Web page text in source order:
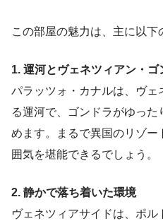
この部屋の魅力は、主に以下
1. 運河とヴェネツィアン・ゴ
パラッツォ・カナルは、ヴ
る運河で、ゴンドラがゆっ
めます。まるで異国のリゾ
囲気を堪能できるでしょう。
2. 静かで落ち着いた環境
ヴェネツィアサイドは、ポ